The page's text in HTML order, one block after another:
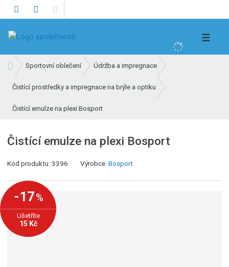
e
☰
v
o
n
t
a
Sportovní oblečení Údržba a impregnace
Čistící prostředky a impregnace na brýle a optiku
Čistící emulze na plexi Bosport
Čistící emulze na plexi Bosport
Kód produktu:3396 Výrobce:Bosport
-17%
Ušetříte
15 Kč